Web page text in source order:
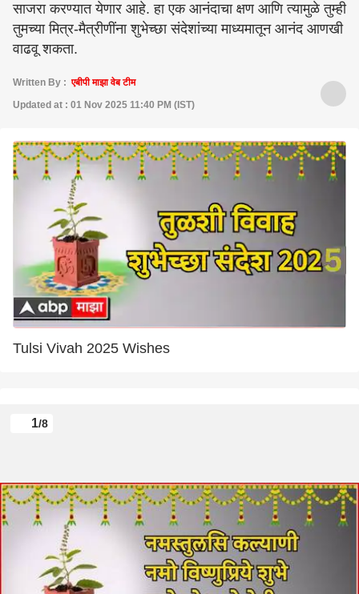
साजरा करण्यात येणार आहे. हा एक आनंदाचा क्षण आणि त्यामुळे तुम्ही
तुमच्या मित्र-मैत्रीणींना शुभेच्छा संदेशांच्या माध्यमातून आनंद आणखी
वाढवू शकता.
Written By :एबीपी माझा वेब टीम
Updated at : 01 Nov 2025 11:40 PM (IST)
Tulsi Vivah 2025 Wishes
1/8